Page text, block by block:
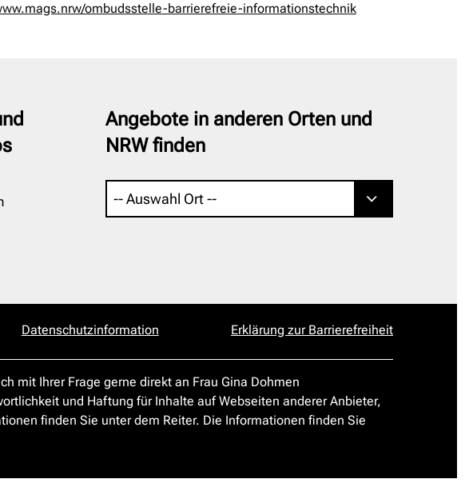
ombudsstelle-barrierefreie-informationstechnik
Angebote in anderen Orten und
NRW finden
Datenschutzinformation Erklärung zur Barrierefreiheit
mit Ihrer Frage gerne direkt an Frau Gina Dohmen
und Haftung für Inhalte auf Webseiten anderer Anbieter,
finden Sie unter dem Reiter. Die Informationen finden Sie